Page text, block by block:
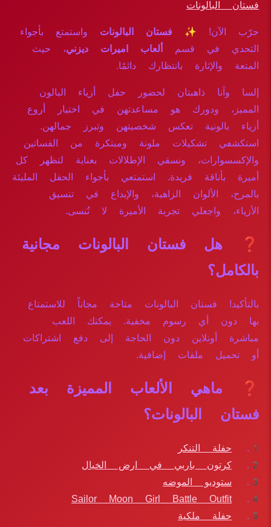
فستان البالونات
جرّب الآن! ✨ فستان البالونات واستمتع بأجواء
التحدي في قسم
ألعاب اميرات ديزني، حيث
المتعة والإثارة بانتظارك دائمًا.
إلسا وآنا ذاهبتان لحضور حفل أزياء البالون
المميز، ودورك هو مساعدتهن في اختيار أروع
أزياء بالونية تعكس شخصيتهن وتبرز جمالهن.
استكشفي تشكيلات ملونة ومبتكرة من الفساتين
والإكسسوارات، ونسقي الإطلالات بعناية لتظهر كل
أميرة بأناقة فريدة. استمتعي بأجواء الحفل المليئة
بالمرح، الألوان الزاهية، والإبداع في تنسيق
الأزياء، واجعلي تجربة الأميرة لا تُنسى.
❓ هل فستان البالونات مجانية
بالكامل؟
بالتأكيد! فستان البالونات متاحة مجاناً للاستمتاع
بها دون أي رسوم مخفية. يمكنك اللعب
مباشرة أونلاين دون الحاجة إلى دفع اشتراكات
أو تحميل ملفات إضافية.
❓ ماهي الألعاب المميزة بعد
فستان البالونات؟
حفلة التنكر
كرتون باربي في ارض الخيال
ستوديو الموضه
Sailor Moon Girl Battle Outfit
حفلة ملكية